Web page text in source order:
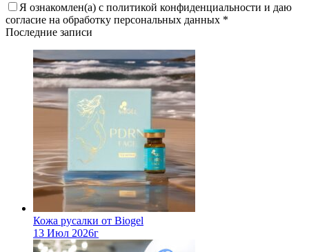
Я ознакомлен(а) с политикой конфиденциальности и даю
согласие на обработку персональных данных *
Последние записи
Кожа русалки от Biogel
13 Июл 2026г